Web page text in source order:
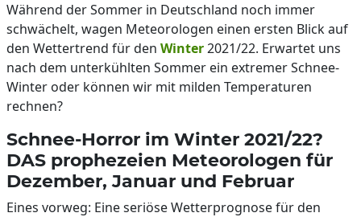
Während der Sommer in Deutschland noch immer
schwächelt, wagen Meteorologen einen ersten Blick auf
den Wettertrend für den Winter2021/22. Erwartet uns
nach dem unterkühlten Sommer ein extremer Schnee-
Winter oder können wir mit milden Temperaturen
rechnen?
Schnee-Horror im Winter 2021/22?
DAS prophezeien Meteorologen für
Dezember, Januar und Februar
Eines vorweg: Eine seriöse Wetterprognose für den